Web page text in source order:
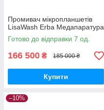
Промивач мікропланшетів
LisaWash Erba Медапаратура
Готово до відправки 7 од.
166 500 ₴ 185 000 ₴
Купити
–10%